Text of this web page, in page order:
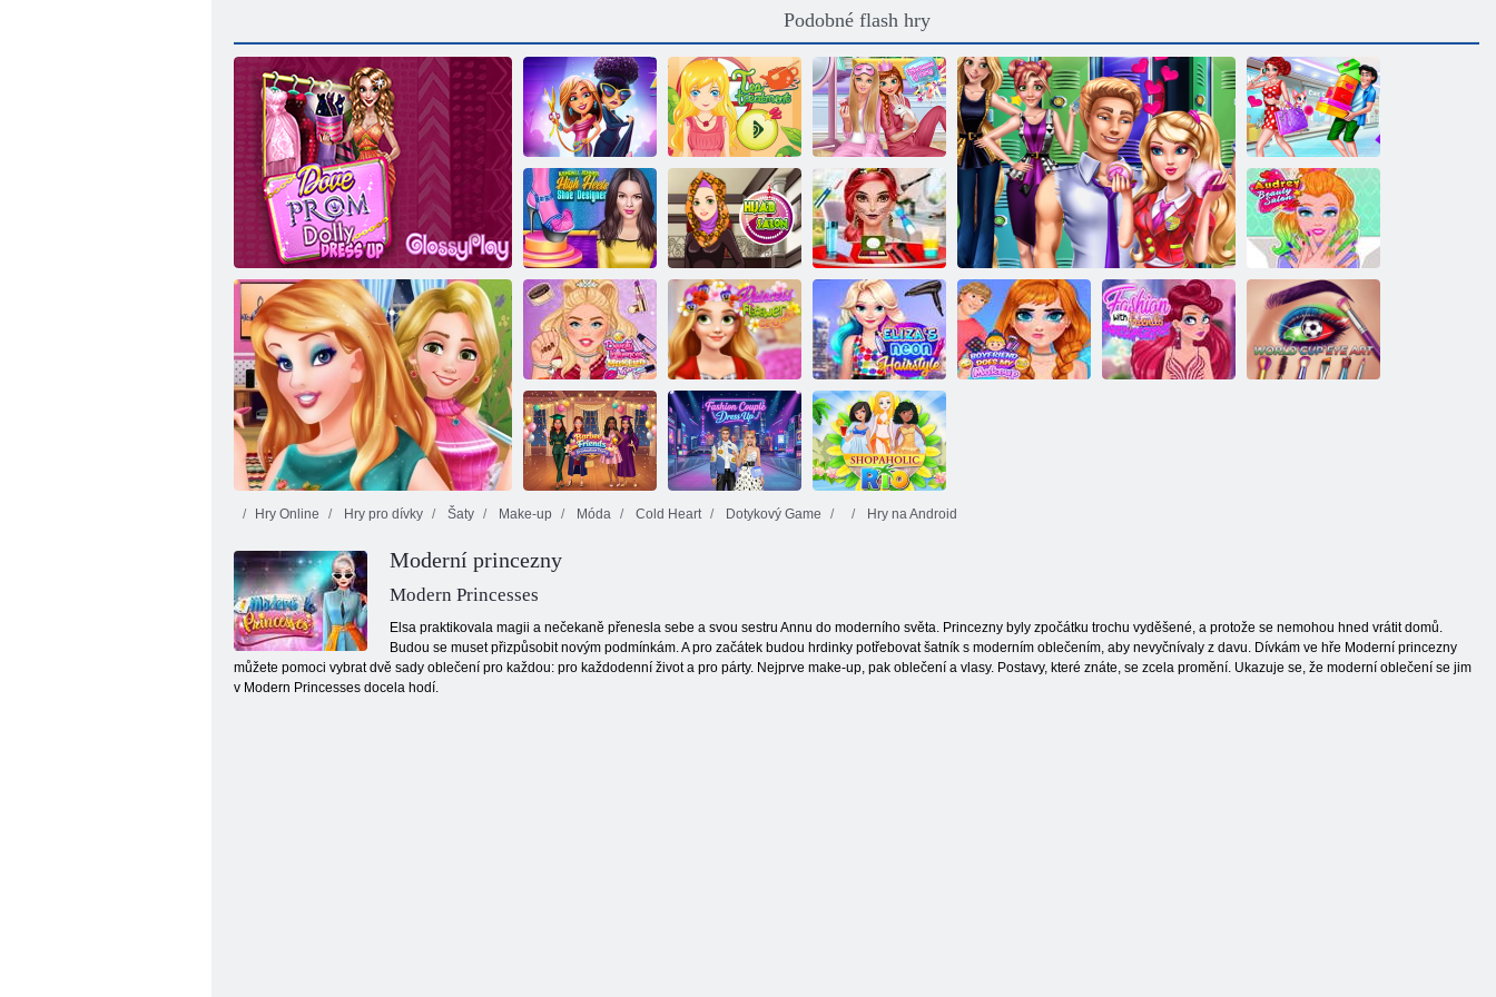
Podobné flash hry
Dolly se připravuje na finální míče
Neuvěřitelné
Angela: Fashion
Fever
Léčba čaj
Pyžamo party
princezny
Nakupování za
den svatého
Valentýna
Návrhář obuvi:
Vysoké
podpatky
Salon z hidžábu
Vtipná ženská noc
Cool malování
na obličej
Audreyin salon
krásy
Specialista: Tipy
na líčení
Květinová
korunka pro
princeznu
Neonův účes
Elizy
Barbie a jejích
Hry Online Hry pro dívky Šaty Make-up Móda Cold Heart Dotykový Game Hry na Android
Moderní princezny
Modern Princesses
Elsa praktikovala magii a nečekaně přenesla sebe a svou sestru Annu do moderního světa. Princezny byly zpočátku trochu vyděšené, a protože se nemohou hned vrátit domů.
Budou se muset přizpůsobit novým podmínkám. A pro začátek budou hrdinky potřebovat šatník s moderním oblečením, aby nevyčnívaly z davu. Dívkám ve hře Moderní princezny
můžete pomoci vybrat dvě sady oblečení pro každou: pro každodenní život a pro párty. Nejprve make-up, pak oblečení a vlasy. Postavy, které znáte, se zcela promění. Ukazuje se, že moderní oblečení se jim
v Modern Princesses docela hodí.